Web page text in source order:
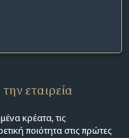
εταιρεία
κρέατα, τις
ποιότητα στις πρώτες